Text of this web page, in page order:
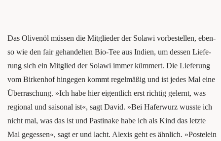
Das Oli­ven­öl müs­sen die Mit­glie­der der Sola­wi vor­be­stel­len, eben­
so wie den fair gehan­del­ten Bio-Tee aus Indi­en, um des­sen Lie­fe­
rung sich ein Mit­glied der Sola­wi immer küm­mert. Die Lie­fe­rung
vom Bir­ken­hof hin­ge­gen kommt regel­mä­ßig und ist jedes Mal eine
Über­ra­schung. »Ich habe hier eigent­lich erst rich­tig gelernt, was
regio­nal und sai­so­nal ist«, sagt David. »Bei Hafer­wurz wuss­te ich
nicht mal, was das ist und Pas­ti­na­ke habe ich als Kind das letz­te
Mal geges­sen«, sagt er und lacht. ­Alexis geht es ähn­lich. »Pos­te­lein